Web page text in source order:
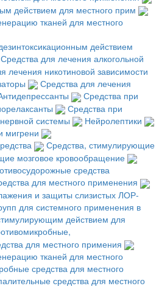
действием для местного прим
тканей для местного
действием
Средства для лечения алкогольной
лечения никотиновой зависимости
Средства для лечения
Средства при
Средства при
системы
Нейролептики
мигрени
Средства, стимулирующие
мозговое кровообращение
средства
для местного применения
и защиты слизистых ЛОР-
для системного применения в
действием для
для местного примения
тканей для местного
средства для местного
средства для местного